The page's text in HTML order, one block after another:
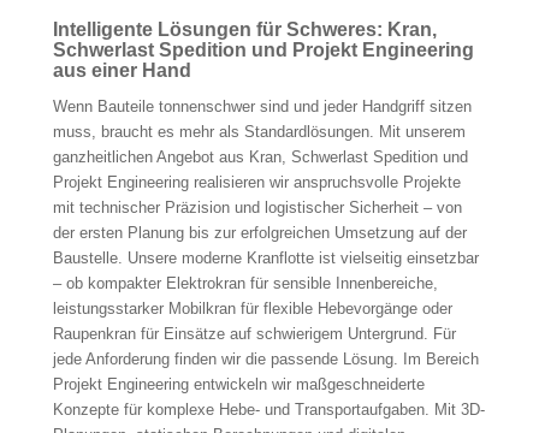
Intelligente Lösungen für Schweres: Kran,
Schwerlast Spedition und Projekt Engineering
aus einer Hand
Wenn Bauteile tonnenschwer sind und jeder Handgriff sitzen
muss, braucht es mehr als Standardlösungen. Mit unserem
ganzheitlichen Angebot aus Kran, Schwerlast Spedition und
Projekt Engineering realisieren wir anspruchsvolle Projekte
mit technischer Präzision und logistischer Sicherheit – von
der ersten Planung bis zur erfolgreichen Umsetzung auf der
Baustelle. Unsere moderne Kranflotte ist vielseitig einsetzbar
– ob kompakter Elektrokran für sensible Innenbereiche,
leistungsstarker Mobilkran für flexible Hebevorgänge oder
Raupenkran für Einsätze auf schwierigem Untergrund. Für
jede Anforderung finden wir die passende Lösung. Im Bereich
Projekt Engineering entwickeln wir maßgeschneiderte
Konzepte für komplexe Hebe- und Transportaufgaben. Mit 3D-